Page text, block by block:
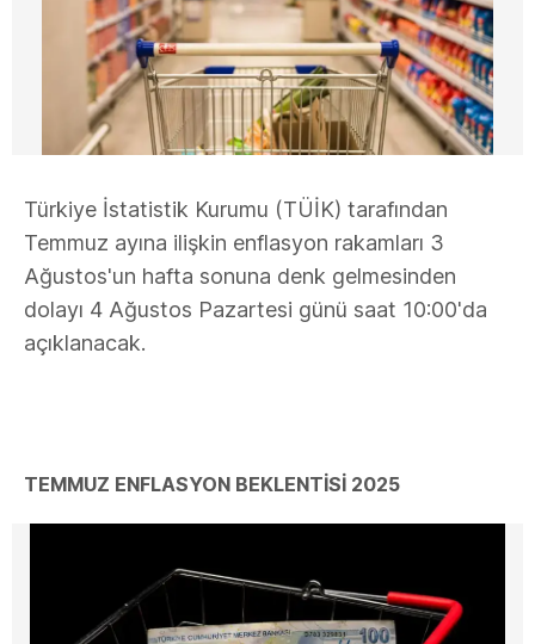
Türkiye İstatistik Kurumu (TÜİK) tarafından
Temmuz ayına ilişkin enflasyon rakamları 3
Ağustos'un hafta sonuna denk gelmesinden
dolayı 4 Ağustos Pazartesi günü saat 10:00'da
açıklanacak.
TEMMUZ ENFLASYON BEKLENTİSİ 2025